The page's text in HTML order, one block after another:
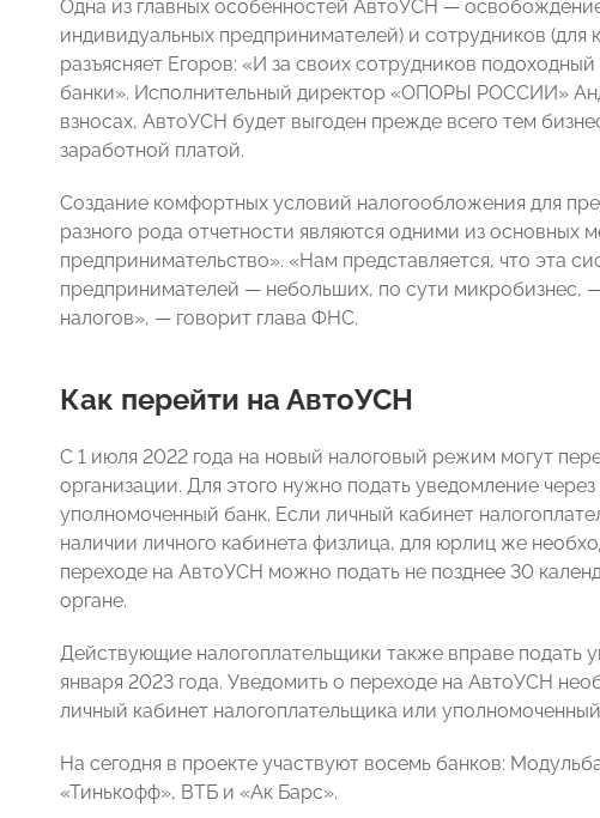
Одна из главных особенностей АвтоУСН —
индивидуальных предпринимателей) и сотрудников (для
разъясняет Егоров: «И за своих сотрудников
банки». Исполнительный директор «ОПОРЫ РОССИИ»
взносах, АвтоУСН будет выгоден прежде всего тем
заработной платой.
Создание комфортных условий налогообложения для
разного рода отчетности являются одними из
предпринимательство». «Нам представляется, что эта
предпринимателей — небольших, по сути микробизнес,
налогов», — говорит глава ФНС.
Как перейти на АвтоУСН
С 1 июля 2022 года на новый налоговый режим могут
организации. Для этого нужно подать уведомление
уполномоченный банк. Если личный кабинет
наличии личного кабинета физлица, для юрлиц же
переходе на АвтоУСН можно подать не позднее 30
органе.
Действующие налогоплательщики также вправе подать
января 2023 года. Уведомить о переходе на АвтоУСН
личный кабинет налогоплательщика или
На сегодня в проекте участвуют восемь банков:
«Тинькофф», ВТБ и «Ак Барс».